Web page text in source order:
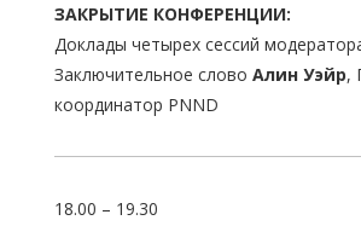
ЗАКРЫТИЕ КОНФЕРЕНЦИИ:
Доклады четырех сессий
Заключительное слово Алин Уэйр,
координатор PNND
18.00 – 19.30